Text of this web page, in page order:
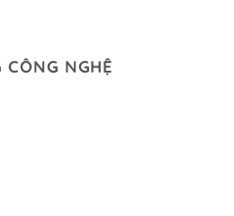
CÔNG NGHỆ